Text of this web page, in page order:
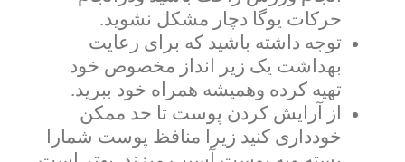
حرکات یوگا دچار مشکل نشوید.
توجه داشته باشید که برای رعایت
بهداشت یک زیر انداز مخصوص خود
تهیه کرده وهمیشه همراه خود ببرید.
از آرایش کردن پوست تا حد ممکن
خودداری کنید زیرا منافظ پوست شمارا